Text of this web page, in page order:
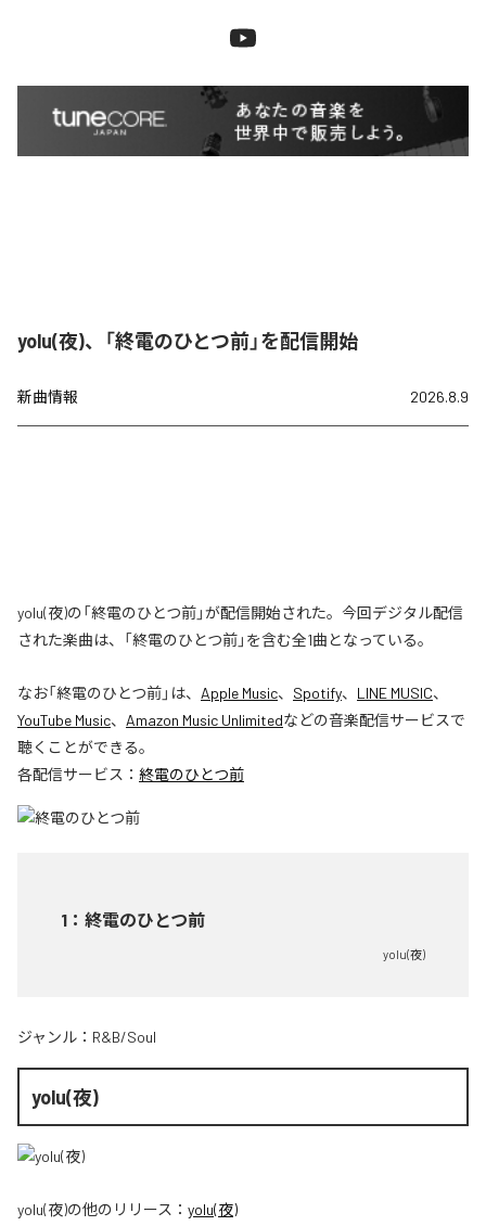
yolu(夜)、「終電のひとつ前」を配信開始
新曲情報 2026.8.9
yolu(夜)の「終電のひとつ前」が配信開始された。今回デジタル配信
された楽曲は、「終電のひとつ前」を含む全1曲となっている。
なお「終電のひとつ前」は、 Apple Music、 Spotify、 LINE MUSIC、
YouTube Music、 Amazon Music Unlimitedなどの音楽配信サービスで
聴くことができる。
各配信サービス： 終電のひとつ前
1 ： 終電のひとつ前
yolu(夜)
ジャンル： R&B/Soul
yolu(夜)
yolu(夜)の他のリリース： yolu(夜)